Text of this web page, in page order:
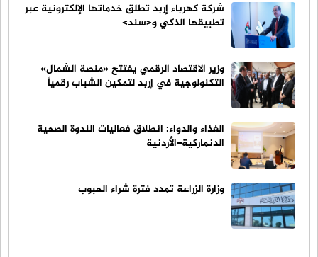
شركة كهرباء إربد تطلق خدماتها الإلكترونية عبر
تطبيقها الذكي و<سند>
وزير الاقتصاد الرقمي يفتتح «منصة الشمال»
التكنولوجية في إربد لتمكين الشباب رقمياً
الغذاء والدواء: انطلاق فعاليات الندوة الصحية
الدنماركية–الأردنية
وزارة الزراعة تمدد فترة شراء الحبوب